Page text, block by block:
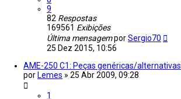
9
82 Respostas
169561 Exibições
Última mensagemporSergio70
25 Dez 2015, 10:56
AME-250 C1: Peças genéricas/alternativas
por Lemes » 25 Abr 2009, 09:28
1